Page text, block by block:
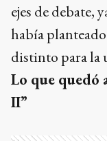
ejes de debate,
había
distinto para la
Lo que quedó
II”